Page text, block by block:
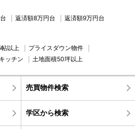
返済額8万円台 返済額9万円台
以上
プライスダウン物件
ッチン 土地面積50坪以上
売買物件検索
学区から検索